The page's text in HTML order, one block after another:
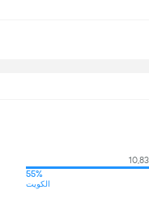
55%
الكويت